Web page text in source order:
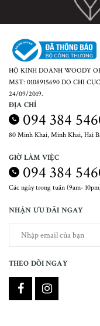
HỘ KINH DOANH WOODY
MST: 0108915690 DO CHI
24/09/2019.
ĐỊA CHỈ
094 384
80 Minh Khai, Minh Khai, Hai
GIỜ LÀM VIỆC
094 384
Các ngày trong tuần (9am-
NHẬN ƯU ĐÃI NGAY
THEO DÕI NGAY